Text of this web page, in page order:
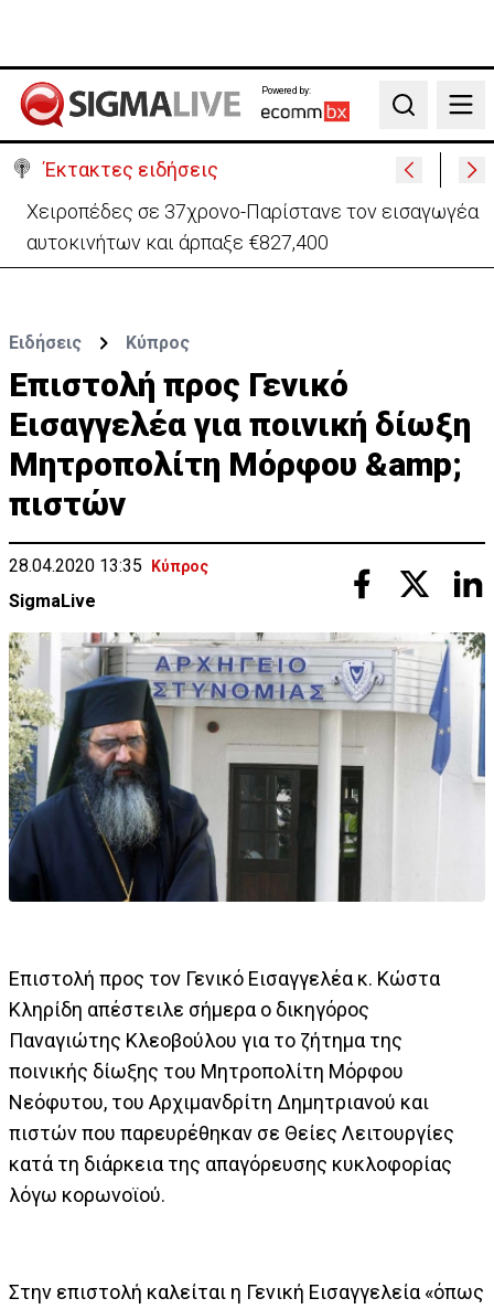
Powered by:
Search
Έκτακτες ειδήσεις
Στο «γήπεδο» της Λευκωσίας περνά ο GSI -«Κλειδί»
ο Σεπτέμβριος για τις έρευνες
Ειδήσεις Κύπρος
Επιστολή προς Γενικό
Εισαγγελέα για ποινική δίωξη
Μητροπολίτη Μόρφου &amp;
πιστών
28.04.2020 13:35 Κύπρος
SigmaLive
Επιστολή προς τον Γενικό Εισαγγελέα κ. Κώστα
Κληρίδη απέστειλε σήμερα ο δικηγόρος
Παναγιώτης Κλεοβούλου για το ζήτημα της
ποινικής δίωξης του Μητροπολίτη Μόρφου
Νεόφυτου, του Αρχιμανδρίτη Δημητριανού και
πιστών που παρευρέθηκαν σε Θείες Λειτουργίες
κατά τη διάρκεια της απαγόρευσης κυκλοφορίας
λόγω κορωνοϊού.
Στην επιστολή καλείται η Γενική Εισαγγελεία «όπως